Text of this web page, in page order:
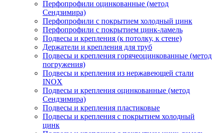
Перфопрофили оцинкованные (метод
Сендзимира)
Перфопрофили с покрытием холодный цинк
Перфопрофили с покрытием цинк-ламель
Подвесы и крепления (к потолку, к стене)
Держатели и крепления для труб
Подвесы и крепления горячеоцинкованные (метод
погружения)
Подвесы и крепления из нержавеющей стали
INOX
Подвесы и крепления оцинкованные (метод
Сендзимира)
Подвесы и крепления пластиковые
Подвесы и крепления с покрытием холодный
цинк